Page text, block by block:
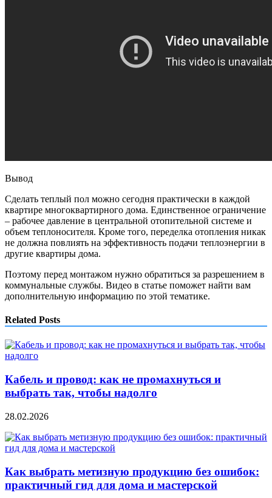
Вывод
Сделать теплый пол можно сегодня практически в каждой
квартире многоквартирного дома. Единственное ограничение
– рабочее давление в центральной отопительной системе и
объем теплоносителя. Кроме того, переделка отопления никак
не должна повлиять на эффективность подачи теплоэнергии в
другие квартиры дома.
Поэтому перед монтажом нужно обратиться за разрешением в
коммунальные службы. Видео в статье поможет найти вам
дополнительную информацию по этой тематике.
Related Posts
Кабель и провод: как не промахнуться и
выбрать так, чтобы надолго
28.02.2026
Как выбрать метизную продукцию без ошибок:
практичный гид для дома и мастерской